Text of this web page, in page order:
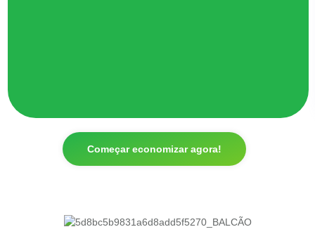
Começar economizar agora!